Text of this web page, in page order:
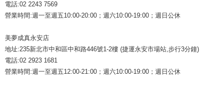
電話:02 2243 7569
營業時間:週一至週五10:00-20:00；週六10:00-19:00；週日公休
美夢成真永安店
地址:235新北市中和區中和路446號1-2樓 (捷運永安市場站,步行3分鐘)
電話:02 2923 1681
營業時間:週一至週五12:00-21:00；週六10:00-19:00；週日公休